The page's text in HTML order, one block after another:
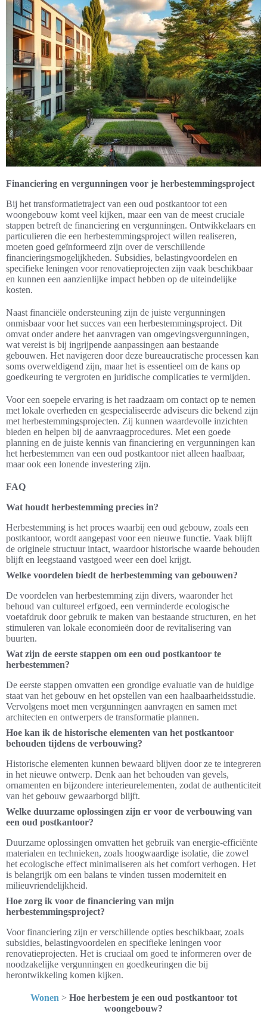
Financiering en vergunningen voor je herbestemmingsproject
Bij het transformatietraject van een oud postkantoor tot een
woongebouw komt veel kijken, maar een van de meest cruciale
stappen betreft de financiering en vergunningen. Ontwikkelaars en
particulieren die een herbestemmingsproject willen realiseren,
moeten goed geïnformeerd zijn over de verschillende
financieringsmogelijkheden. Subsidies, belastingvoordelen en
specifieke leningen voor renovatieprojecten zijn vaak beschikbaar
en kunnen een aanzienlijke impact hebben op de uiteindelijke
kosten.
Naast financiële ondersteuning zijn de juiste vergunningen
onmisbaar voor het succes van een herbestemmingsproject. Dit
omvat onder andere het aanvragen van omgevingsvergunningen,
wat vereist is bij ingrijpende aanpassingen aan bestaande
gebouwen. Het navigeren door deze bureaucratische processen kan
soms overweldigend zijn, maar het is essentieel om de kans op
goedkeuring te vergroten en juridische complicaties te vermijden.
Voor een soepele ervaring is het raadzaam om contact op te nemen
met lokale overheden en gespecialiseerde adviseurs die bekend zijn
met herbestemmingsprojecten. Zij kunnen waardevolle inzichten
bieden en helpen bij de aanvraagprocedures. Met een goede
planning en de juiste kennis van financiering en vergunningen kan
het herbestemmen van een oud postkantoor niet alleen haalbaar,
maar ook een lonende investering zijn.
FAQ
Wat houdt herbestemming precies in?
Herbestemming is het proces waarbij een oud gebouw, zoals een
postkantoor, wordt aangepast voor een nieuwe functie. Vaak blijft
de originele structuur intact, waardoor historische waarde behouden
blijft en leegstaand vastgoed weer een doel krijgt.
Welke voordelen biedt de herbestemming van gebouwen?
De voordelen van herbestemming zijn divers, waaronder het
behoud van cultureel erfgoed, een verminderde ecologische
voetafdruk door gebruik te maken van bestaande structuren, en het
stimuleren van lokale economieën door de revitalisering van
buurten.
Wat zijn de eerste stappen om een oud postkantoor te
herbestemmen?
De eerste stappen omvatten een grondige evaluatie van de huidige
staat van het gebouw en het opstellen van een haalbaarheidsstudie.
Vervolgens moet men vergunningen aanvragen en samen met
architecten en ontwerpers de transformatie plannen.
Hoe kan ik de historische elementen van het postkantoor
behouden tijdens de verbouwing?
Historische elementen kunnen bewaard blijven door ze te integreren
in het nieuwe ontwerp. Denk aan het behouden van gevels,
ornamenten en bijzondere interieurelementen, zodat de authenticiteit
van het gebouw gewaarborgd blijft.
Welke duurzame oplossingen zijn er voor de verbouwing van
een oud postkantoor?
Duurzame oplossingen omvatten het gebruik van energie-efficiënte
materialen en technieken, zoals hoogwaardige isolatie, die zowel
het ecologische effect minimaliseren als het comfort verhogen. Het
is belangrijk om een balans te vinden tussen moderniteit en
milieuvriendelijkheid.
Hoe zorg ik voor de financiering van mijn
herbestemmingsproject?
Voor financiering zijn er verschillende opties beschikbaar, zoals
subsidies, belastingvoordelen en specifieke leningen voor
renovatieprojecten. Het is cruciaal om goed te informeren over de
noodzakelijke vergunningen en goedkeuringen die bij
herontwikkeling komen kijken.
Wonen > Hoe herbestem je een oud postkantoor tot
woongebouw?